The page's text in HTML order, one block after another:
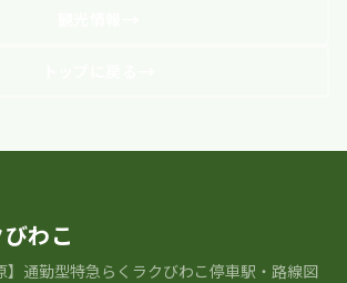
わこ
】通勤型特急らくラクびわこ停車駅・路線図